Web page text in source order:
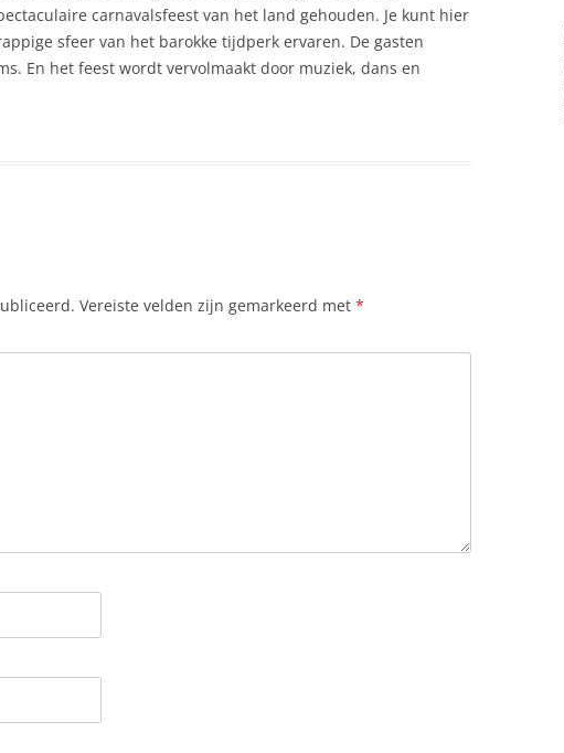
carnavalsfeest van het land gehouden. Je kunt hier
sfeer van het barokke tijdperk ervaren. De gasten
En het feest wordt vervolmaakt door muziek, dans en
Vereiste velden zijn gemarkeerd met *